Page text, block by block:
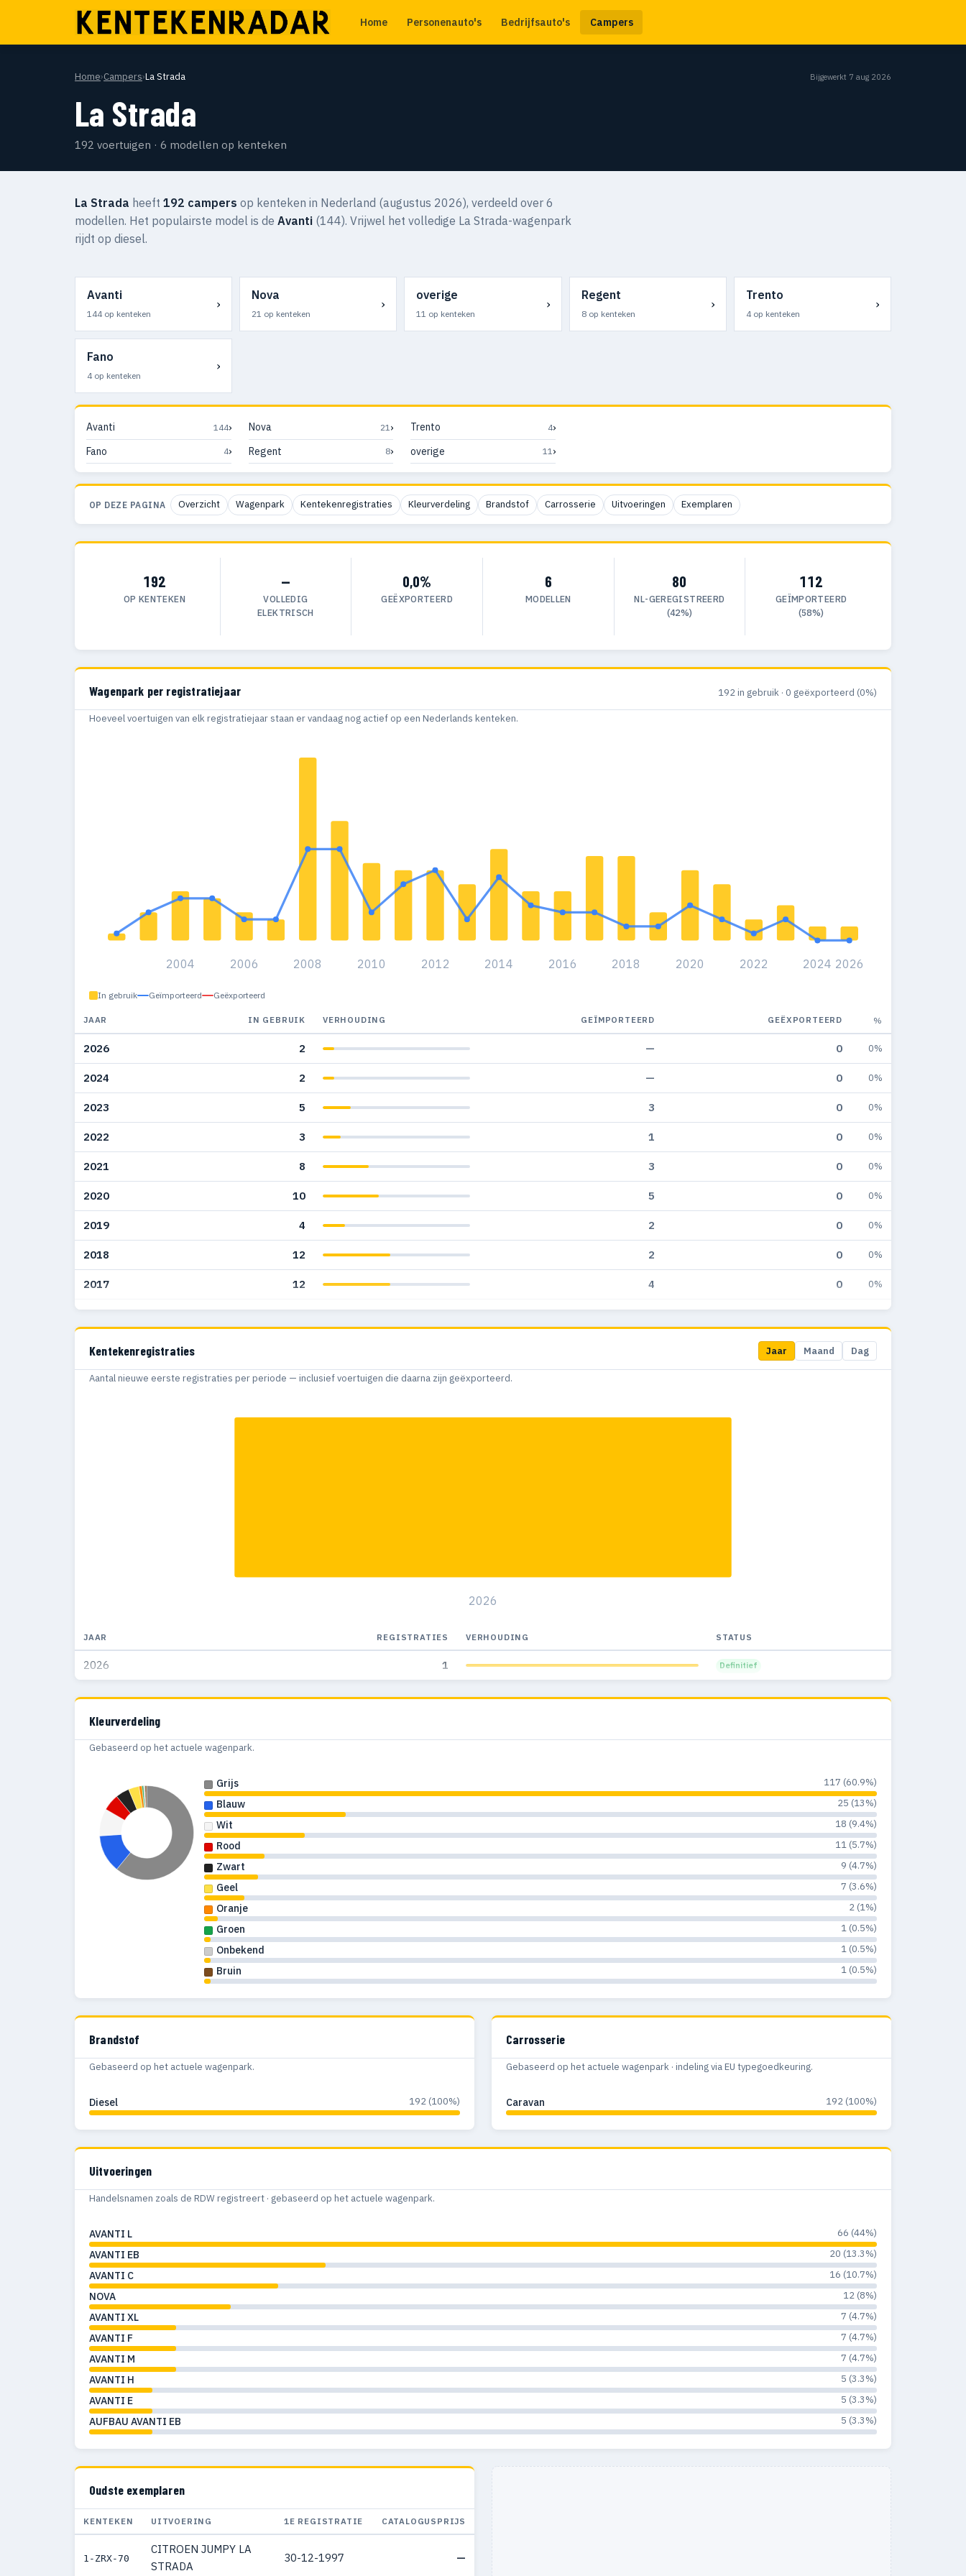
Home Personenauto's Bedrijfsauto's Campers
Home›Campers›La Strada Bijgewerkt 7 aug 2026
La Strada
192 voertuigen · 6 modellen op kenteken
La Strada heeft 192 campers op kenteken in Nederland (augustus 2026), verdeeld over 6
modellen. Het populairste model is de Avanti (144). Vrijwel het volledige La Strada-wagenpark
rijdt op diesel.
Avanti
144 op kenteken
›
Nova
21 op kenteken
›
overige
11 op kenteken
›
Regent
8 op kenteken
›
Trento
4 op kenteken
›
Fano
4 op kenteken
›
Avanti 144›
Fano 4›
Nova 21 ›
Regent 8›
Trento 4›
overige 11›
OP DEZE PAGINA Overzicht Wagenpark Kentekenregistraties Kleurverdeling Brandstof Carrosserie Uitvoeringen Exemplaren
192
OP KENTEKEN
—
VOLLEDIG
ELEKTRISCH
0,0%
GEËXPORTEERD
6
MODELLEN
80
NL-GEREGISTREERD
(42%)
112
GEÏMPORTEERD
(58%)
Wagenpark per registratiejaar 192 in gebruik · 0 geëxporteerd (0%)
Hoeveel voertuigen van elk registratiejaar staan er vandaag nog actief op een Nederlands kenteken.
2004 2006 2008 2010 2012 2014 2016 2018 2020 2022 2024 2026
In gebruik Geïmporteerd Geëxporteerd
JAAR IN GEBRUIK VERHOUDING GEÏMPORTEERD GEËXPORTEERD %
2026 2 — 0 0%
2024 2 — 0 0%
2023 5 3 0 0%
2022 3 1 0 0%
2021 8 3 0 0%
2020 10 5 0 0%
2019 4 2 0 0%
2018 12 2 0 0%
2017 12 4 0 0%
2016 7 4 0 0%
0 0%
2014 13 9 0 0%
3 3
2005
2004 6
2003 4 4 0 0%
1997
Kentekenregistraties Jaar Maand Dag
Aantal nieuwe eerste registraties per periode — inclusief voertuigen die daarna zijn geëxporteerd.
2026
JAAR REGISTRATIES VERHOUDING STATUS
2026 1 Definitief
Kleurverdeling
Gebaseerd op het actuele wagenpark.
Grijs 117 (60.9%)
Blauw 25 (13%)
Wit 18 (9.4%)
Rood 11 (5.7%)
Zwart 9 (4.7%)
Geel 7 (3.6%)
Oranje 2 (1%)
Groen 1 (0.5%)
Onbekend 1 (0.5%)
Bruin 1 (0.5%)
Brandstof
Gebaseerd op het actuele wagenpark.
Diesel 192 (100%)
Carrosserie
Gebaseerd op het actuele wagenpark · indeling via EU typegoedkeuring.
Caravan 192 (100%)
Uitvoeringen
Handelsnamen zoals de RDW registreert · gebaseerd op het actuele wagenpark.
AVANTI L 66 (44%)
AVANTI EB 20 (13.3%)
AVANTI C 16 (10.7%)
NOVA 12 (8%)
AVANTI XL 7 (4.7%)
AVANTI F 7 (4.7%)
AVANTI M 7 (4.7%)
AVANTI H 5 (3.3%)
AVANTI E 5 (3.3%)
AUFBAU AVANTI EB 5 (3.3%)
Oudste exemplaren
KENTEKEN UITVOERING 1E REGISTRATIE CATALOGUSPRIJS
1-ZRX-70
CITROEN JUMPY LA
STRADA
30-12-1997 —